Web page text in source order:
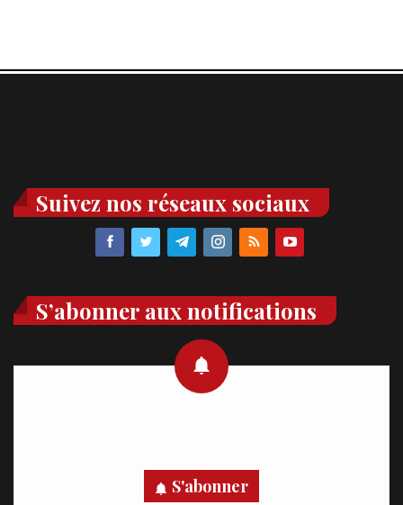
Suivez nos réseaux sociaux
S’abonner aux notifications
S'abonner